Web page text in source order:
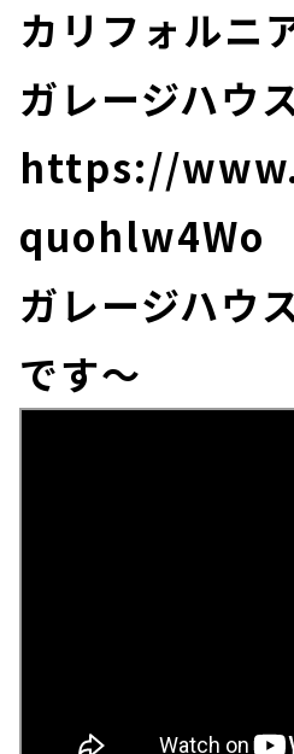
カリフォルニ
ガレージハウ
https://
quohlw4Wo
ガレージハウ
です～